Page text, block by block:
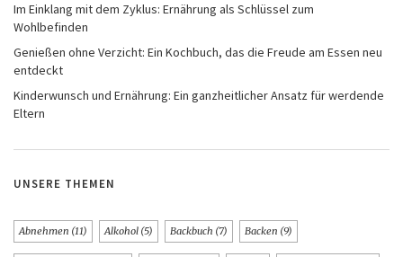
Im Einklang mit dem Zyklus: Ernährung als Schlüssel zum
Wohlbefinden
Genießen ohne Verzicht: Ein Kochbuch, das die Freude am Essen neu
entdeckt
Kinderwunsch und Ernährung: Ein ganzheitlicher Ansatz für werdende
Eltern
UNSERE THEMEN
Abnehmen (11) Alkohol (5) Backbuch (7) Backen (9)